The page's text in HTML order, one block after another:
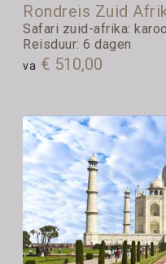
Rondreis Zuid
Safari zuid-afrika:
Reisduur: 6 dagen
va € 510,00